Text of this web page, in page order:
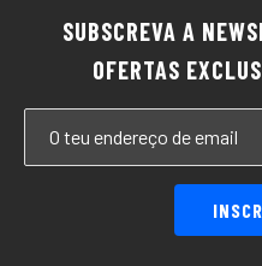
SUBSCREVA A
OFERTAS